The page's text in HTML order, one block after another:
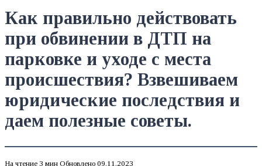
Как правильно действовать
при обвинении в ДТП на
парковке и уходе с места
происшествия? Взвешиваем
юридические последствия и
даем полезные советы.
На чтение 3 мин Обновлено 09.11.2023